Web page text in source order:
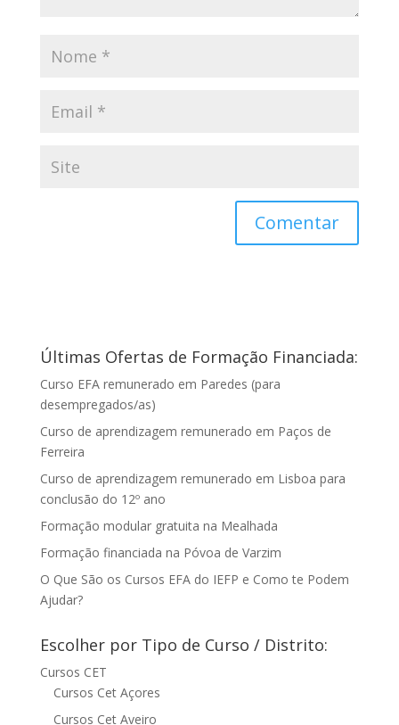
Últimas Ofertas de Formação Financiada:
Curso EFA remunerado em Paredes (para
desempregados/as)
Curso de aprendizagem remunerado em Paços de
Ferreira
Curso de aprendizagem remunerado em Lisboa para
conclusão do 12º ano
Formação modular gratuita na Mealhada
Formação financiada na Póvoa de Varzim
O Que São os Cursos EFA do IEFP e Como te Podem
Ajudar?
Escolher por Tipo de Curso / Distrito:
Cursos CET
Cursos Cet Açores
Cursos Cet Aveiro